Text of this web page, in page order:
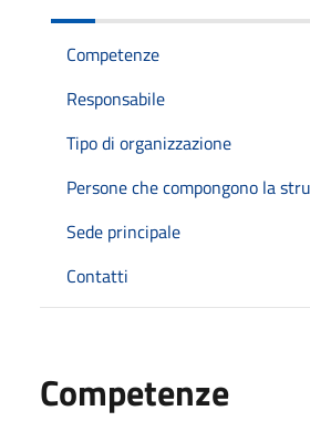
Competenze
Responsabile
Tipo di organizzazione
Persone che compongono la
Sede principale
Contatti
Competenze